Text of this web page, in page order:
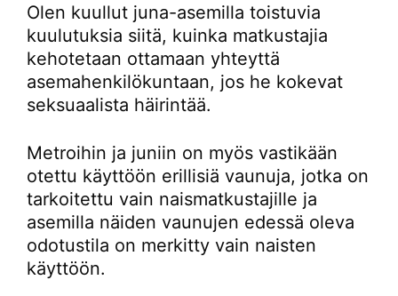
Olen kuullut juna-asemilla toistuvia
kuulutuksia siitä, kuinka matkustajia
kehotetaan ottamaan yhteyttä
asemahenkilökuntaan, jos he kokevat
seksuaalista häirintää.
Metroihin ja juniin on myös vastikään
otettu käyttöön erillisiä vaunuja, jotka on
tarkoitettu vain naismatkustajille ja
asemilla näiden vaunujen edessä oleva
odotustila on merkitty vain naisten
käyttöön.